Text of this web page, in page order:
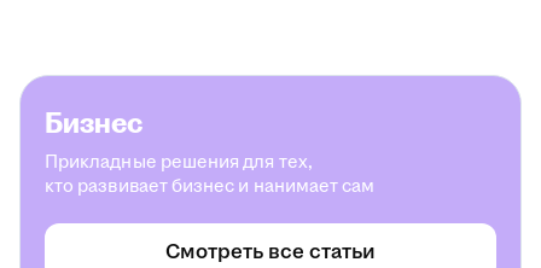
Бизнес
Прикладные решения для тех,
кто развивает бизнес и нанимает сам
Смотреть все статьи